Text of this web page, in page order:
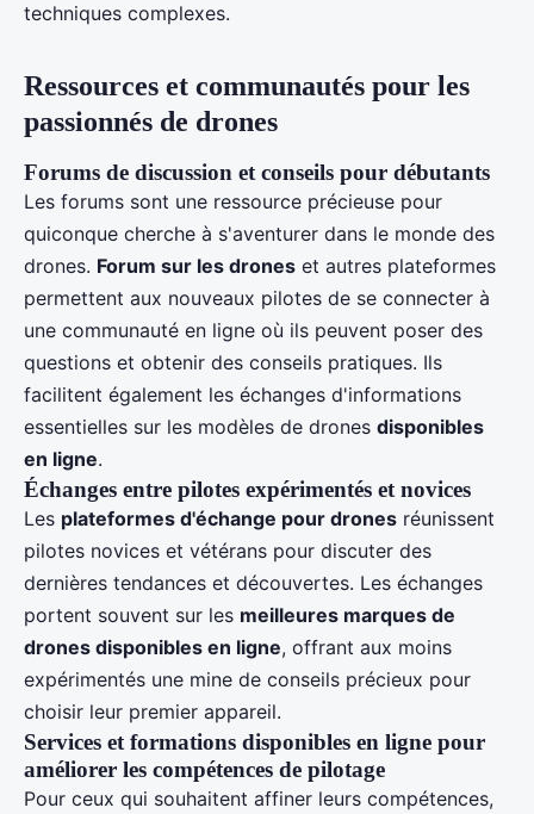
techniques complexes.
Ressources et communautés pour les
passionnés de drones
Forums de discussion et conseils pour débutants
Les forums sont une ressource précieuse pour
quiconque cherche à s'aventurer dans le monde des
drones. Forum sur les drones et autres plateformes
permettent aux nouveaux pilotes de se connecter à
une communauté en ligne où ils peuvent poser des
questions et obtenir des conseils pratiques. Ils
facilitent également les échanges d'informations
essentielles sur les modèles de drones disponibles
en ligne.
Échanges entre pilotes expérimentés et novices
Les plateformes d'échange pour drones réunissent
pilotes novices et vétérans pour discuter des
dernières tendances et découvertes. Les échanges
portent souvent sur les meilleures marques de
drones disponibles en ligne, offrant aux moins
expérimentés une mine de conseils précieux pour
choisir leur premier appareil.
Services et formations disponibles en ligne pour
améliorer les compétences de pilotage
Pour ceux qui souhaitent affiner leurs compétences,